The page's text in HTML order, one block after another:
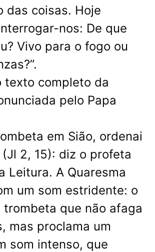
das coisas. Hoje
nos: De que
Vivo para o fogo ou
texto completo da
pelo Papa
em Sião, ordenai
2, 15): diz o profeta
Leitura. A Quaresma
um som estridente: o
trombeta que não afaga
mas proclama um
som intenso, que